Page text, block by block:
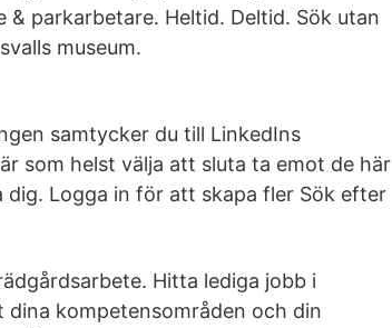
parkarbetare. Heltid. Deltid. Sök utan
museum.
samtycker du till LinkedIns
som helst välja att sluta ta emot de här
Logga in för att skapa fler Sök efter
Hitta lediga jobb i
kompetensområden och din